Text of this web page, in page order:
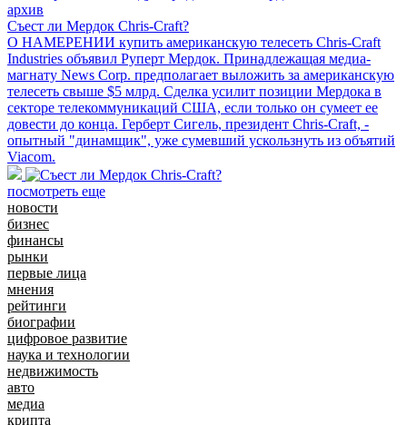
архив
Съест ли Мердок Chris-Craft?
О НАМЕРЕНИИ купить американскую телесеть Chris-Craft
Industries объявил Руперт Мердок. Принадлежащая медиа-
магнату News Corp. предполагает выложить за американскую
телесеть свыше $5 млрд. Сделка усилит позиции Мердока в
секторе телекоммуникаций США, если только он сумеет ее
довести до конца. Герберт Сигель, президент Chris-Craft, -
опытный "динамщик", уже сумевший ускользнуть из объятий
Viacom.
посмотреть еще
новости
бизнес
финансы
рынки
первые лица
мнения
рейтинги
биографии
цифровое развитие
наука и технологии
недвижимость
авто
медиа
крипта